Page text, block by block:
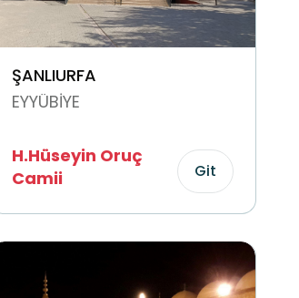
ŞANLIURFA
EYYÜBİYE
H.Hüseyin Oruç
Camii
Git